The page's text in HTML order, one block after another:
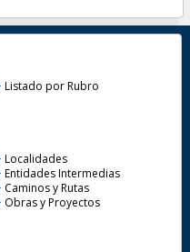
Listado por Rubro
Localidades
Entidades Intermedias
Caminos y Rutas
Obras y Proyectos